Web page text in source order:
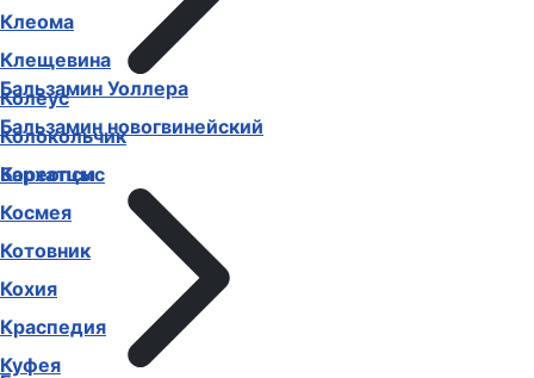
Бальзамин Уоллера
Бальзамин новогвинейский
Бархатцы
Клеома
Клещевина
Колеус
Колокольчик
Кореопсис
Космея
Котовник
Кохия
Краспедия
Куфея